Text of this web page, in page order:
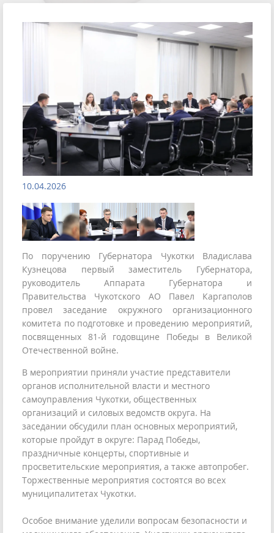
10.04.2026
По поручению Губернатора Чукотки Владислава
Кузнецова первый заместитель Губернатора,
руководитель Аппарата Губернатора и
Правительства Чукотского АО Павел Каргаполов
провел заседание окружного организационного
комитета по подготовке и проведению мероприятий,
посвященных 81-й годовщине Победы в Великой
Отечественной войне.
В мероприятии приняли участие представители
органов исполнительной власти и местного
самоуправления Чукотки, общественных
организаций и силовых ведомств округа. На
заседании обсудили план основных мероприятий,
которые пройдут в округе: Парад Победы,
праздничные концерты, спортивные и
просветительские мероприятия, а также автопробег.
Торжественные мероприятия состоятся во всех
муниципалитетах Чукотки.
Особое внимание уделили вопросам безопасности и